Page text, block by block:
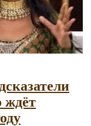
ждёт